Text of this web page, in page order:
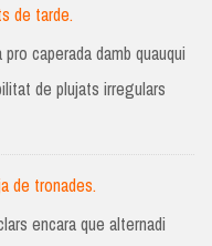
de tarde.
caperada damb quauqui
de plujats irregulars
de tronades.
encara que alternadi